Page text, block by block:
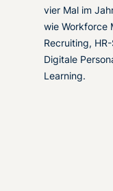
vier Mal im
wie Workforce
Recruiting,
Digitale
Learning.